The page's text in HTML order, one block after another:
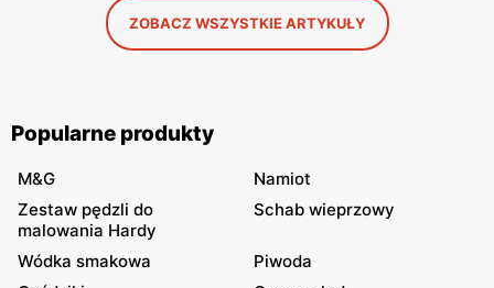
ZOBACZ WSZYSTKIE ARTYKUŁY
Popularne produkty
M&G
Namiot
Zestaw pędzli do
malowania Hardy
Schab wieprzowy
Wódka smakowa
Piwoda